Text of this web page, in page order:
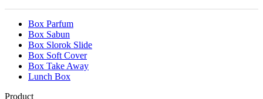
Box Parfum
Box Sabun
Box Slorok Slide
Box Soft Cover
Box Take Away
Lunch Box
Product